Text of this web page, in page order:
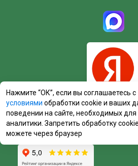
Нажмите “ОК”, если вы соглашаетесь с
условиями обработки cookie и ваших
поведении на сайте, необходимых для
аналитики. Запретить обработку cookie
можете через браузер